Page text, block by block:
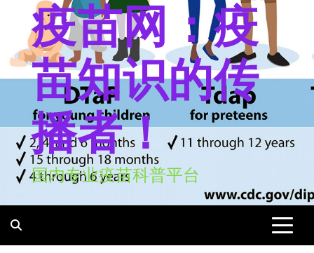
疫苗网：疫
苗知识的传
播者！
国内专业疫苗科普平台